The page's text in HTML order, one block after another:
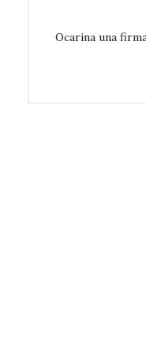
Ocarina una